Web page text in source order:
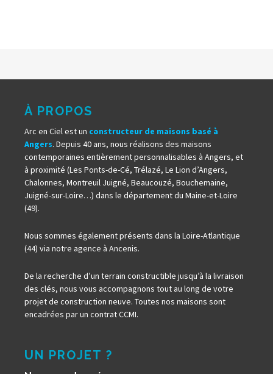
À PROPOS
Arc en Ciel est un constructeur de maisons basé à
Angers. Depuis 40 ans, nous réalisons des maisons
contemporaines entièrement personnalisables à Angers, et
à proximité (Les Ponts-de-Cé, Trélazé, Le Lion d’Angers,
Chalonnes, Montreuil Juigné, Beaucouzé, Bouchemaine,
Juigné-sur-Loire…) dans le département du Maine-et-Loire
(49).
Nous sommes également présents dans la Loire-Atlantique
(44) via notre agence à Ancenis.
De la recherche d’un terrain constructible jusqu’à la livraison
des clés, nous vous accompagnons tout au long de votre
projet de construction neuve. Toutes nos maisons sont
encadrées par un contrat CCMI.
UN PROJET ?